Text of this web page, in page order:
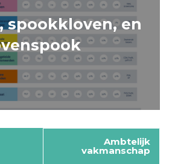
spookkloven, en
Ambtelijk
vakmanschap